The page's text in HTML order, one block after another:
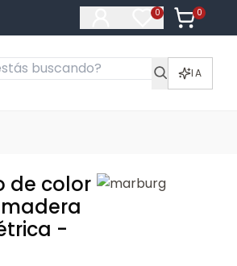
0
Artículos en
0
Artículos
IA
de color
-